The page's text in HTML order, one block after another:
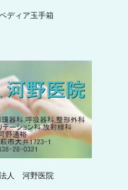
ディア玉手箱
人 河野医院